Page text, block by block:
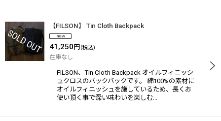
【FILSON】 Tin Cloth Backpack
41,250 円 (税込)
在庫なし
FILSON、Tin Cloth Backpack オイルフィニッシ
ュクロスのバックパックです。 綿100%の素材に
オイルフィニッシュを施しているため、長くお
使い頂く事で深い味わいを楽しむ…